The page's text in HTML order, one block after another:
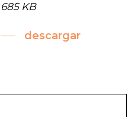
685 KB
descargar